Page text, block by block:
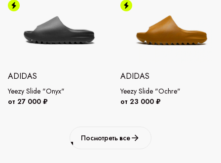
ADIDAS
Yeezy Slide "Onyx"
от 27 000 ₽
ADIDAS
Yeezy Slide "Ochre"
от 23 000 ₽
Посмотреть все